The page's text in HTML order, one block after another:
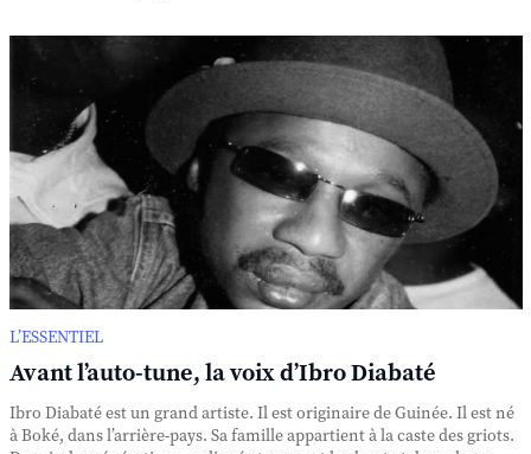
L’ESSENTIEL
Avant l’auto-tune, la voix d’Ibro Diabaté
Ibro Diabaté est un grand artiste. Il est originaire de Guinée. Il est né
à Boké, dans l’arrière-pays. Sa famille appartient à la caste des griots.